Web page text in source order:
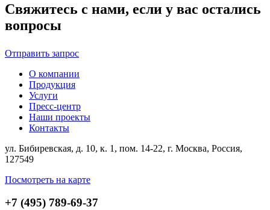
Свяжитесь с нами, если у вас остались
вопросы
Отправить запрос
О компании
Продукция
Услуги
Пресс-центр
Наши проекты
Контакты
ул. Бибиревская, д. 10, к. 1, пом. 14-22, г. Москва, Россия,
127549
Посмотреть на карте
+7 (495) 789-69-37